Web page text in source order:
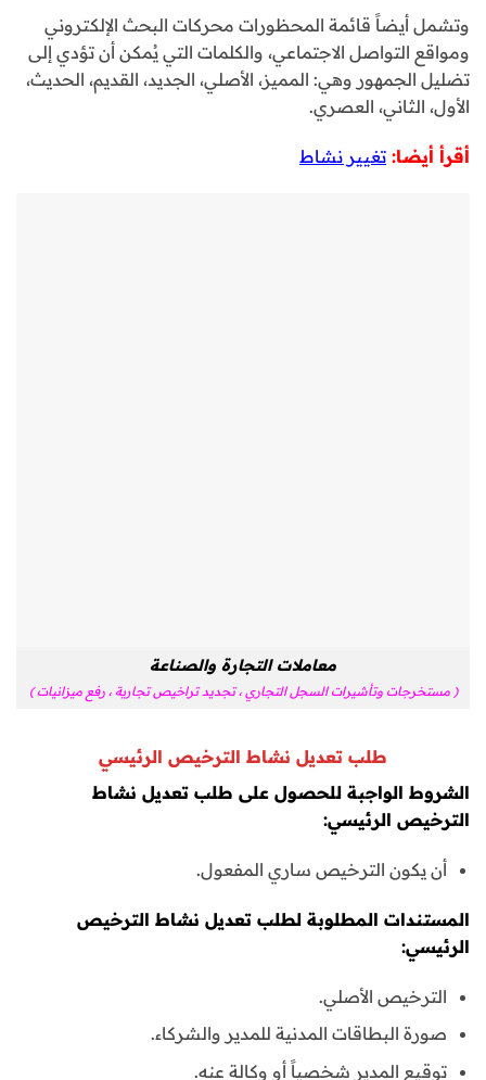
وتشمل أيضاً قائمة المحظورات محركات البحث الإلكتروني
ومواقع التواصل الاجتماعي، والكلمات التي يُمكن أن تؤدي إلى
تضليل الجمهور وهي: المميز، الأصلي، الجديد، القديم، الحديث،
الأول، الثاني، العصري.
أقرأ أيضا: تغيير نشاط
معاملات التجارة والصناعة
( مستخرجات وتأشيرات السجل التجاري ، تجديد تراخيص تجارية ، رفع ميزانيات )
طلب تعديل نشاط الترخيص الرئيسي
الشروط الواجبة للحصول على طلب تعديل نشاط
الترخيص الرئيسي:
أن يكون الترخيص ساري المفعول.
المستندات المطلوبة لطلب تعديل نشاط الترخيص
الرئيسي:
الترخيص الأصلي.
صورة البطاقات المدنية للمدير والشركاء.
توقيع المدير شخصياً أو وكالة عنه.